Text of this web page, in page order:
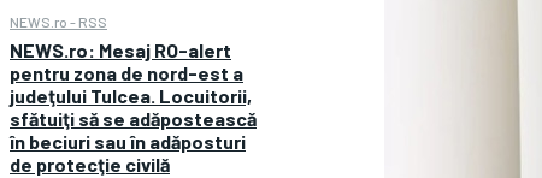
NEWS.ro - RSS
NEWS.ro: Mesaj RO-alert
pentru zona de nord-est a
judeţului Tulcea. Locuitorii,
sfătuiţi să se adăpostească
în beciuri sau în adăposturi
de protecţie civilă